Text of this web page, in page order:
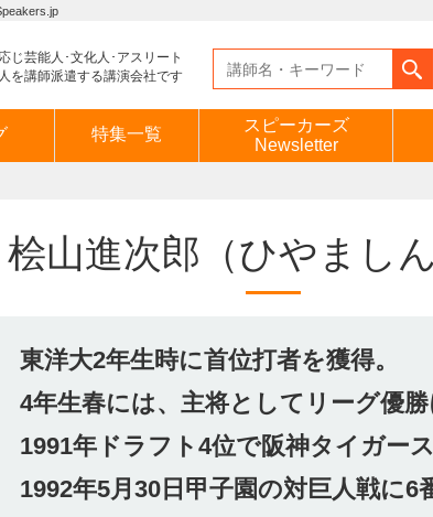
じ芸能人･文化人･アスリート
を講師派遣する講演会社です
特集一覧
スピーカーズ
Newsletter
桧山進次郎 （ひやまし
東洋大2年生時に首位打者を獲得。
4年生春には、主将としてリーグ優勝
1991年ドラフト4位で阪神タイガース
1992年5月30日甲子園の対巨人戦に